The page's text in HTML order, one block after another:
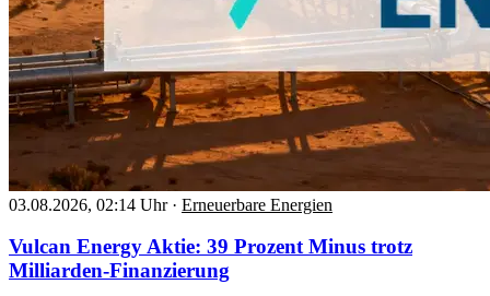
03.08.2026, 02:14 Uhr · Erneuerbare Energien
Vulcan Energy Aktie: 39 Prozent Minus trotz
Milliarden-Finanzierung